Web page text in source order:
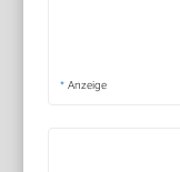
* Anzeige